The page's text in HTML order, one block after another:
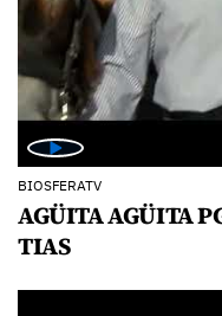
BIOSFERATV
AGÜITA AGÜITA
TIAS